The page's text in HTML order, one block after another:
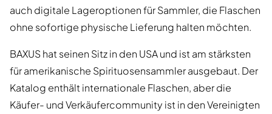
auch digitale Lageroptionen für Sammler, die Flaschen
ohne sofortige physische Lieferung halten möchten.
BAXUS hat seinen Sitz in den USA und ist am stärksten
für amerikanische Spirituosensammler ausgebaut. Der
Katalog enthält internationale Flaschen, aber die
Käufer- und Verkäufercommunity ist in den Vereinigten